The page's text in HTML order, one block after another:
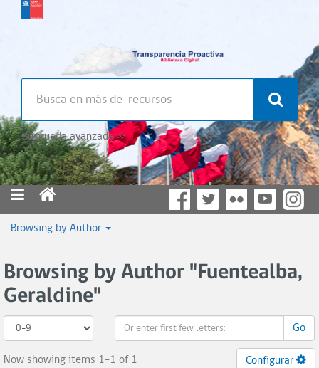
Búsqueda avanzada >>
Browsing by Author
Browsing by Author "Fuentealba,
Geraldine"
Go
Now showing items 1-1 of 1 Configurar